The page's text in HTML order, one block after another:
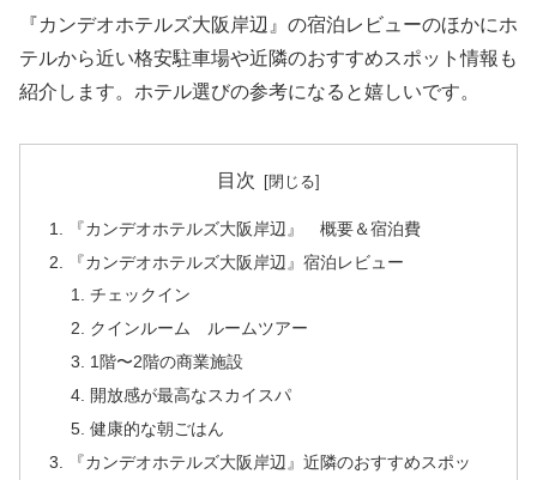
『カンデオホテルズ大阪岸辺』の宿泊レビューのほかにホ
テルから近い格安駐車場や近隣のおすすめスポット情報も
紹介します。ホテル選びの参考になると嬉しいです。
目次
『カンデオホテルズ大阪岸辺』 概要＆宿泊費
『カンデオホテルズ大阪岸辺』宿泊レビュー
チェックイン
クインルーム ルームツアー
1階〜2階の商業施設
開放感が最高なスカイスパ
健康的な朝ごはん
『カンデオホテルズ大阪岸辺』近隣のおすすめスポッ